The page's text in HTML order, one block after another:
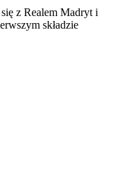
z Realem Madryt i
składzie